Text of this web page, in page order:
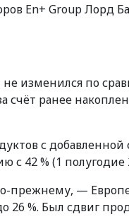
En+ Group Лорд
изменился по
счёт ранее
с
с 42 % (1 полугодие
прежнему, —
26 %. Был сдвиг